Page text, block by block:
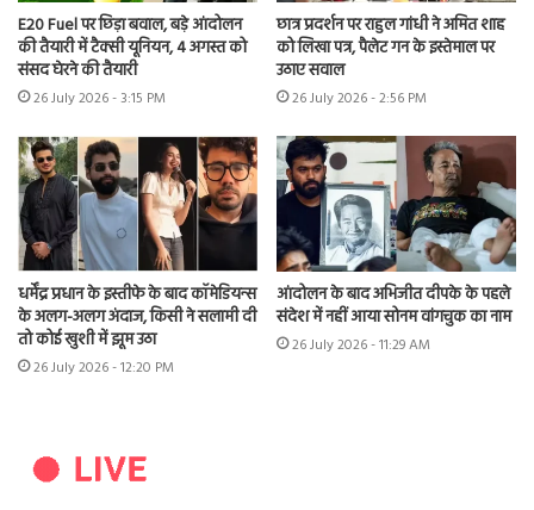
E20 Fuel पर छिड़ा बवाल, बड़े आंदोलन
की तैयारी में टैक्सी यूनियन, 4 अगस्त को
संसद घेरने की तैयारी
26 July 2026 - 3:15 PM
छात्र प्रदर्शन पर राहुल गांधी ने अमित शाह
को लिखा पत्र, पैलेट गन के इस्तेमाल पर
उठाए सवाल
26 July 2026 - 2:56 PM
धर्मेंद्र प्रधान के इस्तीफे के बाद कॉमेडियन्स
के अलग-अलग अंदाज, किसी ने सलामी दी
तो कोई खुशी में झूम उठा
26 July 2026 - 12:20 PM
आंदोलन के बाद अभिजीत दीपके के पहले
संदेश में नहीं आया सोनम वांगचुक का नाम
26 July 2026 - 11:29 AM